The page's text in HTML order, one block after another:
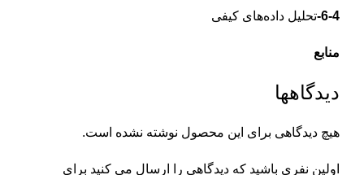
6-4- تحلیل داده‌های کیفی
منابع
دیدگاهها
هیچ دیدگاهی برای این محصول نوشته نشده است.
اولین نفری باشید که دیدگاهی را ارسال می کنید برای